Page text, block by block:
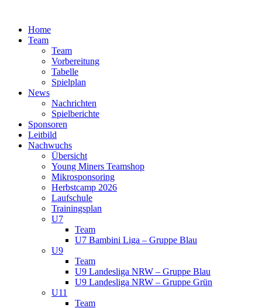
springenHome
Team
Team
Vorbereitung
Tabelle
Spielplan
News
Nachrichten
Spielberichte
Sponsoren
Leitbild
Nachwuchs
Übersicht
Young Miners Teamshop
Mikrosponsoring
Herbstcamp 2026
Laufschule
Trainingsplan
U7
Team
U7 Bambini Liga – Gruppe Blau
U9
Team
U9 Landesliga NRW – Gruppe Blau
U9 Landesliga NRW – Gruppe Grün
U11
Team